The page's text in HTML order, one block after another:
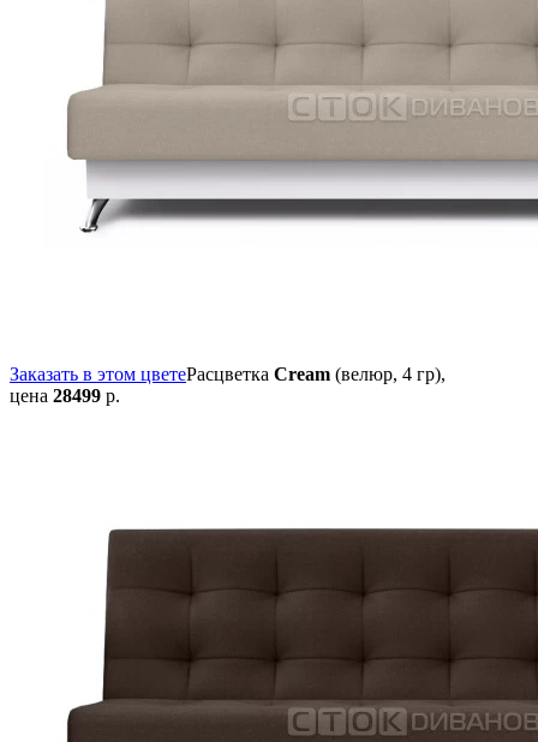
Заказать в этом цветеРасцветка Cream (велюр, 4 гр),
цена 28499 р.